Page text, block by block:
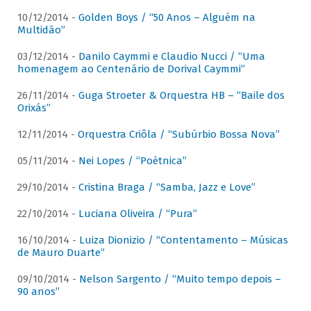
10/12/2014 - Golden Boys / “50 Anos – Alguém na
Multidão”
03/12/2014 - Danilo Caymmi e Claudio Nucci / “Uma
homenagem ao Centenário de Dorival Caymmi”
26/11/2014 - Guga Stroeter & Orquestra HB – “Baile dos
Orixás”
12/11/2014 - Orquestra Criôla / “Subúrbio Bossa Nova”
05/11/2014 - Nei Lopes / “Poétnica”
29/10/2014 - Cristina Braga / “Samba, Jazz e Love”
22/10/2014 - Luciana Oliveira / “Pura”
16/10/2014 - Luiza Dionizio / “Contentamento – Músicas
de Mauro Duarte”
09/10/2014 - Nelson Sargento / “Muito tempo depois –
90 anos”